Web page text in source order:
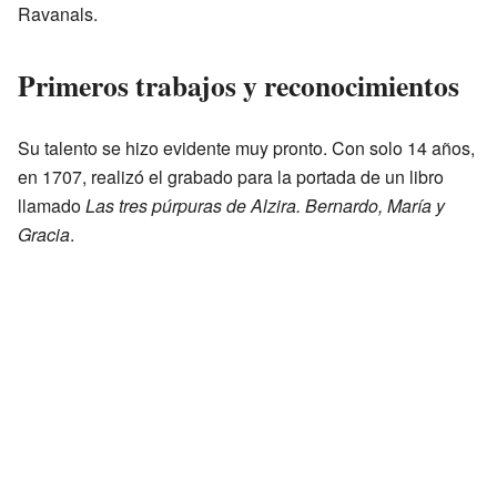
Ravanals.
Primeros trabajos y reconocimientos
Su talento se hizo evidente muy pronto. Con solo 14 años,
en 1707, realizó el grabado para la portada de un libro
llamadoLas tres púrpuras de Alzira. Bernardo, María y
Gracia.